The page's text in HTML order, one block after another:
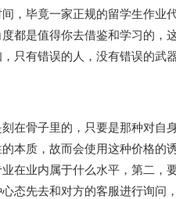
，毕竟一家正规的留学生作
都是值得你去借鉴和学习的，
只有错误的人，没有错误的武
在骨子里的，只要是那种对自
本质，故而会使用这种价格的
在业内属于什么水平，第二
态先去和对方的客服进行询问